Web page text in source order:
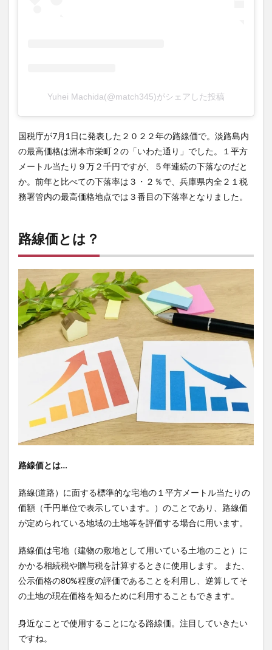
Yuhei Machida(@match345)がシェアした投稿
国税庁が7月1日に発表した２０２２年の路線価で。淡路島内
の最高価格は洲本市栄町２の「いわた通り」でした。１平方
メートル当たり９万２千円ですが、５年連続の下落なのだと
か。前年と比べての下落率は３・２％で、兵庫県内全２１税
務署管内の最高価格地点では３番目の下落率となりました。
路線価とは？
路線価とは…
路線(道路）に面する標準的な宅地の１平方メートル当たりの
価額（千円単位で表示しています。）のことであり、路線価
が定められている地域の土地等を評価する場合に用います。
路線価は宅地（建物の敷地として用いている土地のこと）に
かかる相続税や贈与税を計算するときに使用します。 また、
公示価格の80%程度の評価であることを利用し、逆算してそ
の土地の現在価格を知るために利用することもできます。
身近なことで使用することになる路線価。注目していきたい
ですね。